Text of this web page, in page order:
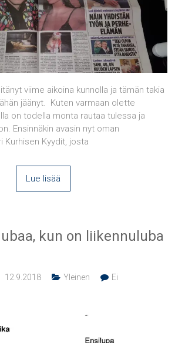
viime aikoina kunnolla ja tämän takia
jäänyt. Kuten varmaan olette
on todella monta rautaa tulessa ja
Ensinnäkin avasin nyt oman
Kurhisen Kyydit, josta
Lue lisää
kun on liikennuluba
12.9.2018 Yleinen
Ei